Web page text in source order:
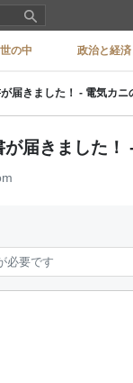
世の中 政治と経済
届きました！ - 電気カニ
届きました！
必要です